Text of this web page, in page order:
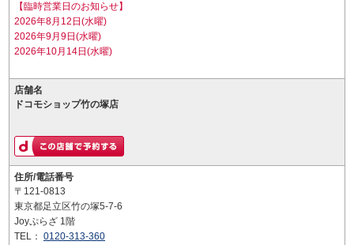
【臨時営業日のお知らせ】
2026年8月12日(水曜)
2026年9月9日(水曜)
2026年10月14日(水曜)
店舗名
ドコモショップ竹の塚店
住所/電話番号
〒121-0813
東京都足立区竹の塚5-7-6
Joyぷらざ 1階
TEL： 0120-313-360